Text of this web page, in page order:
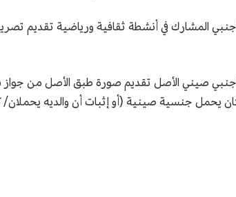
المشارك في أنشطة ثقافية ورياضية تقديم
صيني الأصل تقديم صورة طبق الأصل من جواز
يحمل جنسية صينية (أو إثبات أن والديه